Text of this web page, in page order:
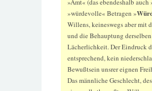
»Amt« (das ebendeshalb auch
»würdevolle« Betragen »
Willens, keineswegs aber mit
und die Behauptung
Lächerlichkeit. Der Eindruck
entsprechend, kein
Bewußtsein unsrer eignen
Das männliche Geschlecht,